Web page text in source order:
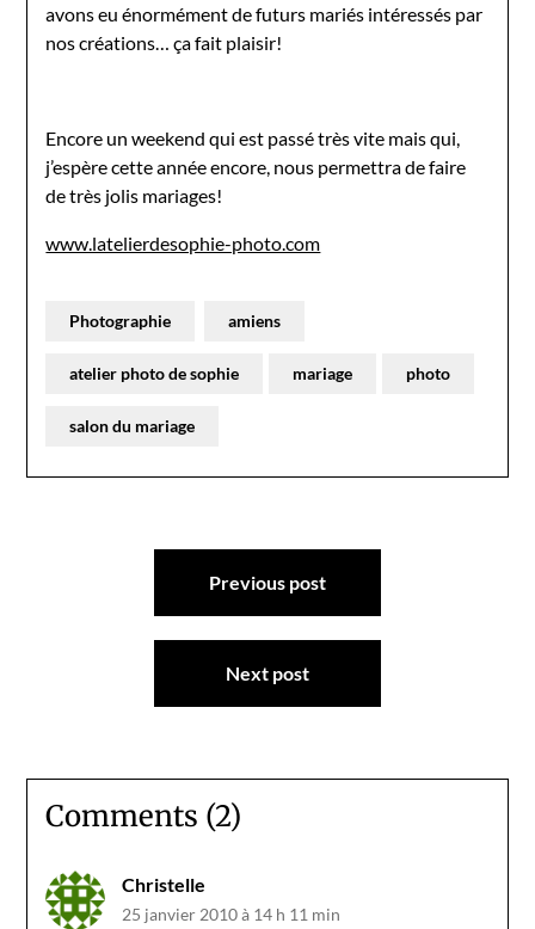
avons eu énormément de futurs mariés intéressés par
nos créations… ça fait plaisir!
Encore un weekend qui est passé très vite mais qui,
j’espère cette année encore, nous permettra de faire
de très jolis mariages!
www.latelierdesophie-photo.com
Photographie amiens
atelier photo de sophie mariage photo
salon du mariage
Navigation
Previous post
Next post
Comments (2)
Christelle
25 janvier 2010 à 14 h 11 min